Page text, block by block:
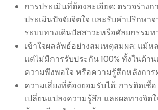
การประเมินที่ต้องละเอียด: ตรวจร่าง
ประเมินปัจจัยจิตใจ และรับคำปรึกษา
ระบบทางเดินปัสสาวะหรือศัลยกรรมท
เข้าใจผลลัพธ์อย่างสมเหตุสมผล: แม้ห
แต่ไม่มีการรับประกัน 100% ทั้งในด้าน
ความพึงพอใจ หรือความรู้สึกหลังการ
ความเสี่ยงที่ต้องยอมรับได้: การติดเชื้
เปลี่ยนแปลงความรู้สึก และผลทางจิต